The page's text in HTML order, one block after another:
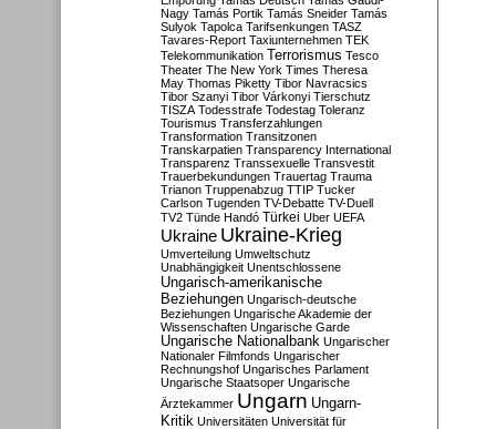
Nagy Tamás Portik Tamás Sneider Tamás
Sulyok Tapolca Tarifsenkungen TASZ
Tavares-Report Taxiunternehmen TEK
Telekommunikation Terrorismus Tesco
Theater The New York Times Theresa
May Thomas Piketty Tibor Navracsics
Tibor Szanyi Tibor Várkonyi Tierschutz
TISZA Todesstrafe Todestag Toleranz
Tourismus Transferzahlungen
Transformation Transitzonen
Transkarpatien Transparency International
Transparenz Transsexuelle Transvestit
Trauerbekundungen Trauertag Trauma
Trianon Truppenabzug TTIP Tucker
Carlson Tugenden TV-Debatte TV-Duell
TV2 Tünde Handó Türkei Uber UEFA
Ukraine Ukraine-Krieg
Umverteilung Umweltschutz
Unabhängigkeit Unentschlossene
Ungarisch-amerikanische
Beziehungen Ungarisch-deutsche
Beziehungen Ungarische Akademie der
Wissenschaften Ungarische Garde
Ungarische Nationalbank Ungarischer
Nationaler Filmfonds Ungarischer
Rechnungshof Ungarisches Parlament
Ungarische Staatsoper Ungarische
Ärztekammer Ungarn Ungarn-
Kritik Universitäten Universität für